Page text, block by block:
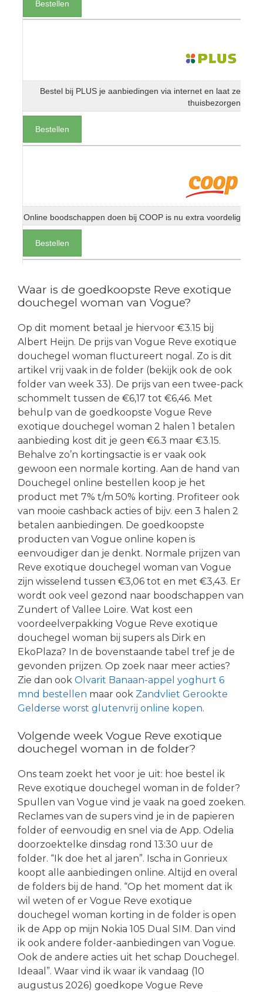
Bestellen
Bestel bij PLUS je aanbiedingen via internet en laat ze
thuisbezorgen
Bestellen
Online boodschappen doen bij COOP is nu extra voordelig
Bestellen
Waar is de goedkoopste Reve exotique
douchegel woman van Vogue?
Op dit moment betaal je hiervoor €3.15 bij
Albert Heijn. De prijs van Vogue Reve exotique
douchegel woman fluctureert nogal. Zo is dit
artikel vrij vaak in de folder (bekijk ook de ook
folder van week 33). De prijs van een twee-pack
schommelt tussen de €6,17 tot €6,46. Met
behulp van de goedkoopste Vogue Reve
exotique douchegel woman 2 halen 1 betalen
aanbieding kost dit je geen €6.3 maar €3.15.
Behalve zo’n kortingsactie is er vaak ook
gewoon een normale korting. Aan de hand van
Douchegel online bestellen koop je het
product met 7% t/m 50% korting. Profiteer ook
van mooie cashback acties of bijv. een 3 halen 2
betalen aanbiedingen. De goedkoopste
producten van Vogue online kopen is
eenvoudiger dan je denkt. Normale prijzen van
Reve exotique douchegel woman van Vogue
zijn wisselend tussen €3,06 tot en met €3,43. Er
wordt ook veel gezond naar boodschappen van
Zundert of Vallee Loire. Wat kost een
voordeelverpakking Vogue Reve exotique
douchegel woman bij supers als Dirk en
EkoPlaza? In de bovenstaande tabel tref je de
gevonden prijzen. Op zoek naar meer acties?
Zie dan ook Olvarit Banaan-appel yoghurt 6
mnd bestellen maar ook Zandvliet Gerookte
Gelderse worst glutenvrij online kopen.
Volgende week Vogue Reve exotique
douchegel woman in de folder?
Ons team zoekt het voor je uit: hoe bestel ik
Reve exotique douchegel woman in de folder?
Spullen van Vogue vind je vaak na goed zoeken.
Reclames van de supers vind je in de papieren
folder of eenvoudig en snel via de App. Odelia
doorzoektelke dinsdag rond 13:30 uur de
folder. “Ik doe het al jaren”. Ischa in Gonrieux
koopt alle aanbiedingen online. Altijd en overal
de folders bij de hand. “Op het moment dat ik
wil weten of er Vogue Reve exotique
douchegel woman korting in de folder is open
ik de App op mijn Nokia 105 Dual SIM. Dan vind
ik ook andere folder-aanbiedingen van Vogue.
Ook de andere acties uit het schap Douchegel.
Ideaal”. Waar vind ik waar ik vandaag (10
augustus 2026) goedkope Vogue Reve